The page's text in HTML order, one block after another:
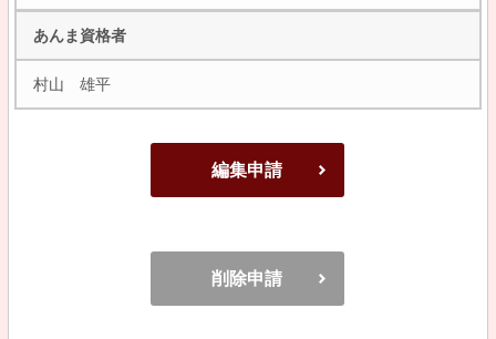
あんま資格者
村山 雄平
編集申請
削除申請